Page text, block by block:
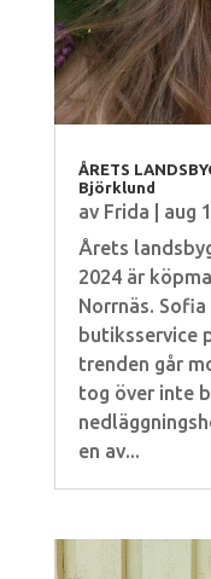
ÅRETS
Björklund
av Frida aug
Årets
2024 är
Norrnäs.
butiksservice
trenden går
tog över inte
en av...